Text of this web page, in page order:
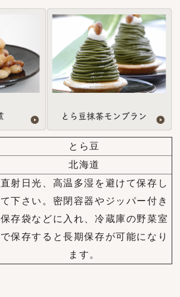
とら豆
北海道
直射日光、高温多湿を避けて保存し
て下さい。密閉容器やジッパー付き
保存袋などに入れ、冷蔵庫の野菜室
で保存すると長期保存が可能になり
ます。